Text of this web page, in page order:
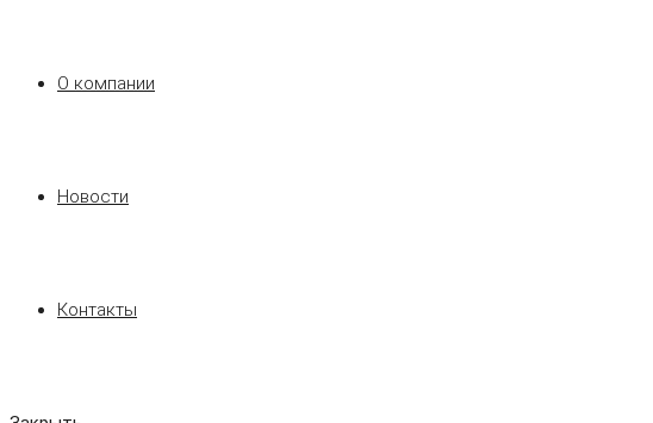
О компании
Новости
Контакты